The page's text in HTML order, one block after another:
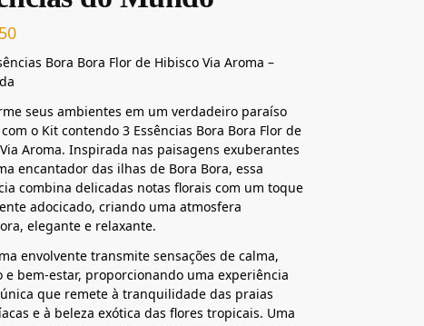
Bora Bora Flor de Hibisco Via Aroma –
seus ambientes em um verdadeiro paraíso
o Kit contendo 3 Essências Bora Bora Flor de
Aroma. Inspirada nas paisagens exuberantes
encantador das ilhas de Bora Bora, essa
combina delicadas notas florais com um toque
adocicado, criando uma atmosfera
elegante e relaxante.
envolvente transmite sensações de calma,
e bem-estar, proporcionando uma experiência
que remete à tranquilidade das praias
e à beleza exótica das flores tropicais. Uma